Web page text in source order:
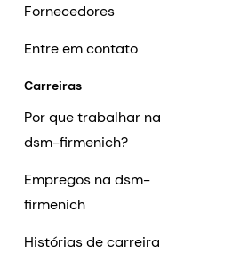
Fornecedores
Entre em contato
Carreiras
Por que trabalhar na
dsm-firmenich?
Empregos na dsm-
firmenich
Histórias de carreira